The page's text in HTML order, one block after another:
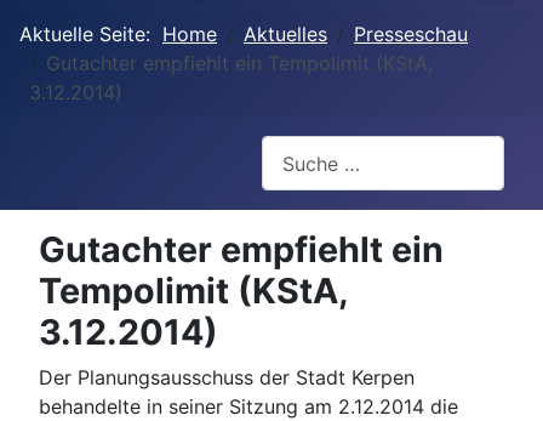
Aktuelle Seite: Home Aktuelles
Presseschau
Gutachter empfiehlt ein Tempolimit (KStA,
3.12.2014)
Gutachter empfiehlt ein
Tempolimit (KStA,
3.12.2014)
Der Planungsausschuss der Stadt Kerpen
behandelte in seiner Sitzung am 2.12.2014 die